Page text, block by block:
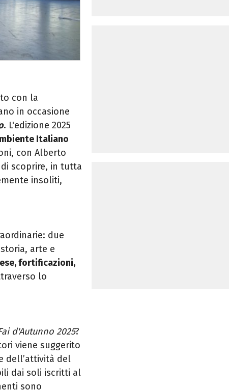
con la
in occasione
. L'edizione 2025
Italiano
con Alberto
scoprire, in tutta
insoliti,
due
arte e
fortificazioni,
lo
d'Autunno 2025?
viene suggerito
dell’attività del
dai soli iscritti al
sono